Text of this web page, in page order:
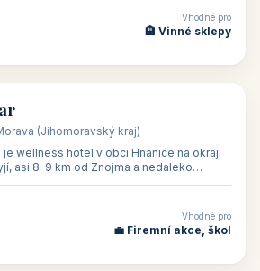
Vhodné pro
🏨 Vinné sklepy
(Jihomoravský kraj)
wellness hotel v obci Hnanice na okraji
asi 8–9 km od Znojma a nedaleko
Vhodné pro
💼 Firemní akce, škol